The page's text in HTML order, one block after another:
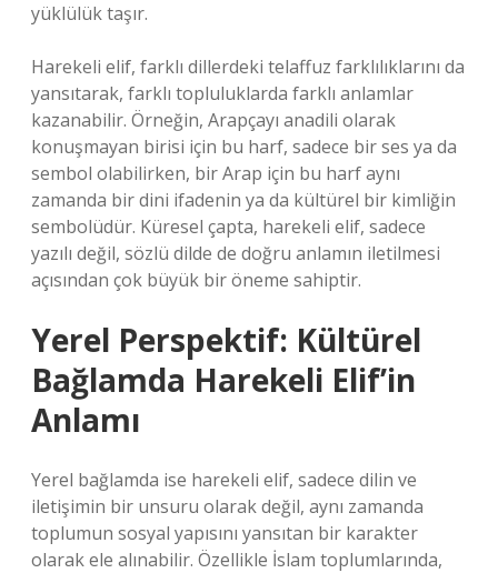
yüklülük taşır.
Harekeli elif, farklı dillerdeki telaffuz farklılıklarını da
yansıtarak, farklı topluluklarda farklı anlamlar
kazanabilir. Örneğin, Arapçayı anadili olarak
konuşmayan birisi için bu harf, sadece bir ses ya da
sembol olabilirken, bir Arap için bu harf aynı
zamanda bir dini ifadenin ya da kültürel bir kimliğin
sembolüdür. Küresel çapta, harekeli elif, sadece
yazılı değil, sözlü dilde de doğru anlamın iletilmesi
açısından çok büyük bir öneme sahiptir.
Yerel Perspektif: Kültürel
Bağlamda Harekeli Elif’in
Anlamı
Yerel bağlamda ise harekeli elif, sadece dilin ve
iletişimin bir unsuru olarak değil, aynı zamanda
toplumun sosyal yapısını yansıtan bir karakter
olarak ele alınabilir. Özellikle İslam toplumlarında,